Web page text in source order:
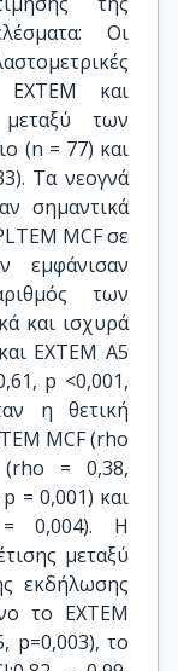
Οι
και
μεταξύ των
(n = 77) και
Τα νεογνά
σημαντικά
MCF σε
εμφάνισαν
των
και ισχυρά
ΕΧΤΕΜ Α5
p <0,001,
η θετική
MCF (rho
(rho = 0,38,
= 0,001) και
0,004). Η
μεταξύ
εκδήλωσης
το EXTEM
p=0,003), το